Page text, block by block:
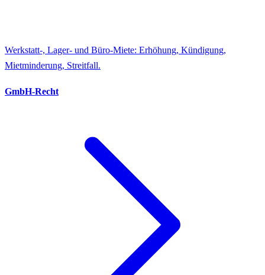
Werkstatt-, Lager- und Büro-Miete: Erhöhung, Kündigung,
Mietminderung, Streitfall.
GmbH-Recht